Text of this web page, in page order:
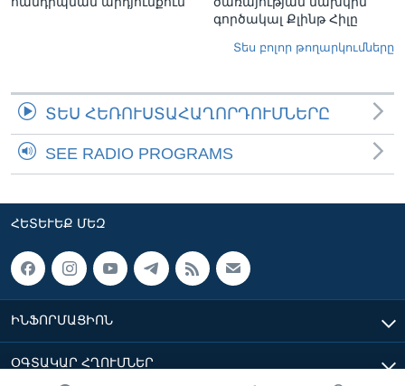
գործակալ Քլինթ Հիլը
Տես բոլոր թողարկումները
ՏԵՍ ՀԵՌՈՒՍՏԱՀԱՂՈՐԴՈՒՄՆԵՐԸ
SEE RADIO PROGRAMS
ՀԵՏԵՒԵՔ ՄԵԶ
ԻՆՖՈՐՄԱՑԻՈՆ
ՕԳՏԱԿԱՐ ՀՂՈՒՄՆԵՐ